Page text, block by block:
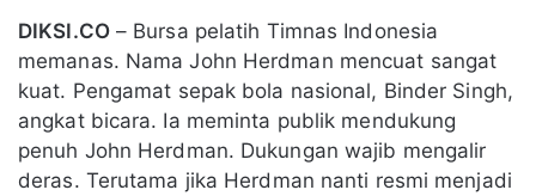
DIKSI.CO– Bursa pelatih Timnas Indonesia
memanas. Nama John Herdman mencuat sangat
kuat. Pengamat sepak bola nasional, Binder Singh,
angkat bicara. Ia meminta publik mendukung
penuh John Herdman. Dukungan wajib mengalir
deras. Terutama jika Herdman nanti resmi menjadi